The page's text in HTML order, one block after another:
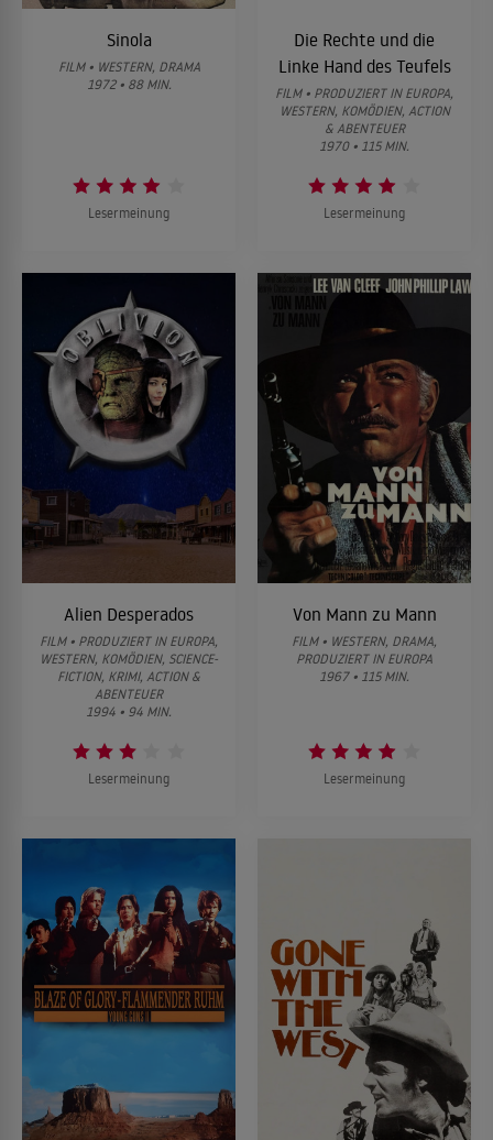
Sinola
FILM • WESTERN, DRAMA
1972 • 88 MIN.
Lesermeinung
Die Rechte und die
Linke Hand des Teufels
FILM • PRODUZIERT IN EUROPA,
WESTERN, KOMÖDIEN, ACTION
& ABENTEUER
1970 • 115 MIN.
Lesermeinung
Alien Desperados
FILM • PRODUZIERT IN EUROPA,
WESTERN, KOMÖDIEN, SCIENCE-
FICTION, KRIMI, ACTION &
ABENTEUER
1994 • 94 MIN.
Lesermeinung
Von Mann zu Mann
FILM • WESTERN, DRAMA,
PRODUZIERT IN EUROPA
1967 • 115 MIN.
Lesermeinung